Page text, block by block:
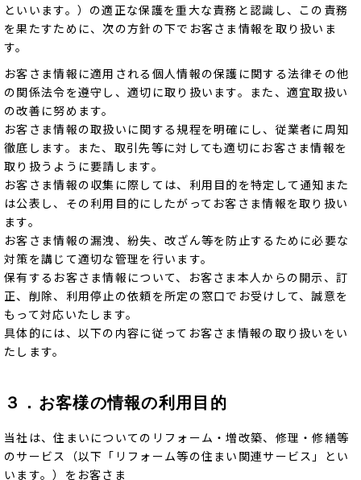
といいます。）の適正な保護を重大な責務と認識し、この責務
を果たすために、次の方針の下でお客さま情報を取り扱いま
す。
お客さま情報に適用される個人情報の保護に関する法律その他
の関係法令を遵守し、適切に取り扱います。また、適宜取扱い
の改善に努めます。
お客さま情報の取扱いに関する規程を明確にし、従業者に周知
徹底します。また、取引先等に対しても適切にお客さま情報を
取り扱うように要請します。
お客さま情報の収集に際しては、利用目的を特定して通知また
は公表し、その利用目的にしたがってお客さま情報を取り扱い
ます。
お客さま情報の漏洩、紛失、改ざん等を防止するために必要な
対策を講じて適切な管理を行います。
保有するお客さま情報について、お客さま本人からの開示、訂
正、削除、利用停止の依頼を所定の窓口でお受けして、誠意を
もって対応いたします。
具体的には、以下の内容に従ってお客さま情報の取り扱いをい
たします。
３．お客様の情報の利用目的
当社は、住まいについてのリフォーム・増改築、修理・修繕等
のサービス（以下「リフォーム等の住まい関連サービス」とい
います。）をお客さま